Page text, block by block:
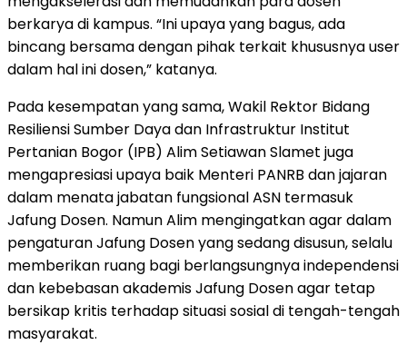
berkarya di kampus. “Ini upaya yang bagus, ada
bincang bersama dengan pihak terkait khususnya user
dalam hal ini dosen,” katanya.
Pada kesempatan yang sama, Wakil Rektor Bidang
Resiliensi Sumber Daya dan Infrastruktur Institut
Pertanian Bogor (IPB) Alim Setiawan Slamet juga
mengapresiasi upaya baik Menteri PANRB dan jajaran
dalam menata jabatan fungsional ASN termasuk
Jafung Dosen. Namun Alim mengingatkan agar dalam
pengaturan Jafung Dosen yang sedang disusun, selalu
memberikan ruang bagi berlangsungnya independensi
dan kebebasan akademis Jafung Dosen agar tetap
bersikap kritis terhadap situasi sosial di tengah-tengah
masyarakat.